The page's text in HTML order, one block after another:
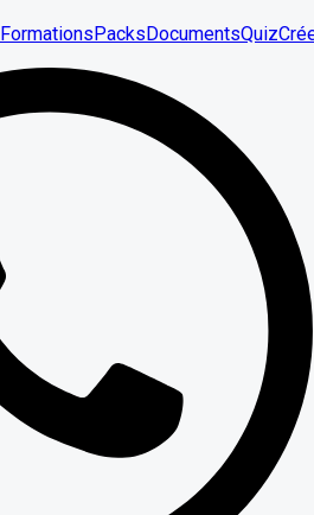
FormationsPacksDocumentsQuiz